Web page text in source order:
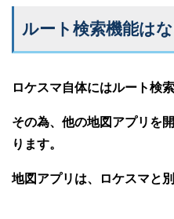
ルート検索機能は
ロケスマ自体にはルート検
その為、他の地図アプリを
ります。
地図アプリは、ロケスマと